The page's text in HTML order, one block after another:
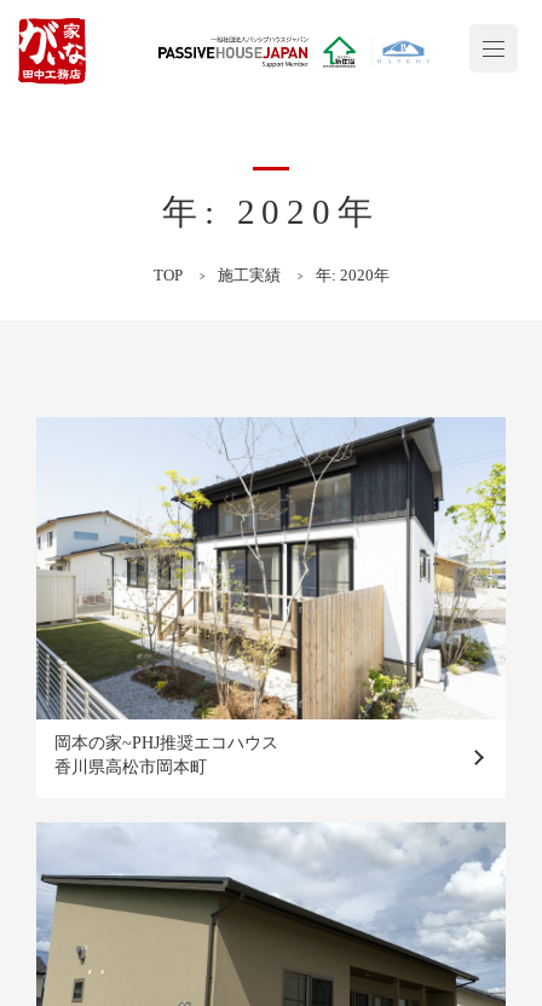
年: 2020年
TOP 施工実績 年: 2020年
岡本の家~PHJ推奨エコハウス
香川県高松市岡本町